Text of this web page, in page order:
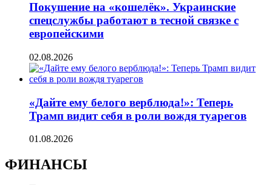
Покушение на «кошелёк». Украинские
спецслужбы работают в тесной связке с
европейскими
02.08.2026
«Дайте ему белого верблюда!»: Теперь
Трамп видит себя в роли вождя туарегов
01.08.2026
ФИНАНСЫ